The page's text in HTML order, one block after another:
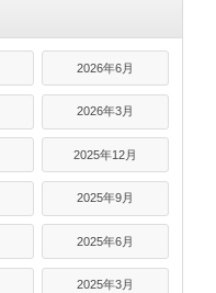
2026年6月
2026年3月
2025年12月
2025年9月
2025年6月
2025年3月